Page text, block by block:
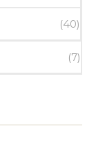
(40)
(7)